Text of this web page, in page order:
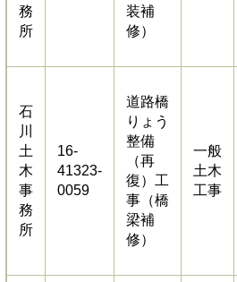
務
所
装補
修）
石
川
土
木
事
務
所
16-
41323-
0059
道路橋
りょう
整備
（再
復）工
事（橋
梁補
修）
一般
土木
工事